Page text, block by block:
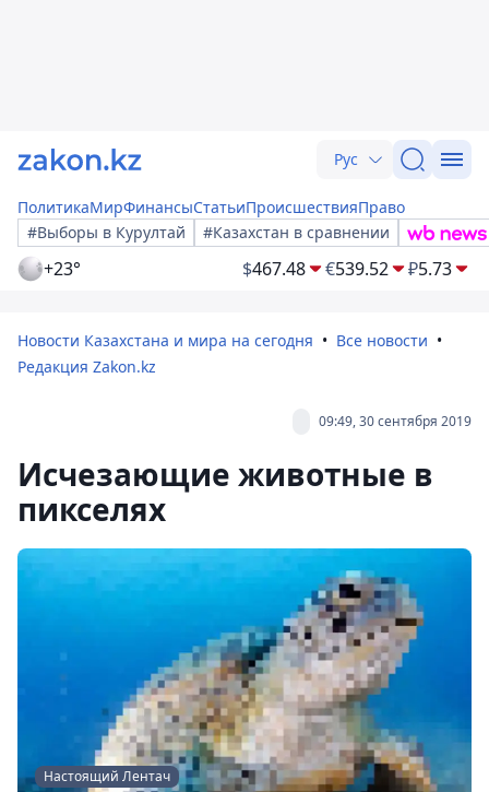
Рус
ПолитикаМирФинансыСтатьиПроисшествияПраво
#Выборы в Курултай
#Казахстан в сравнении
+23° $467.48 €539.52 ₽5.73
Новости Казахстана и мира на сегодня
Все новости
Редакция Zakon.kz
09:49, 30 сентября 2019
Исчезающие животные в
пикселях
Настоящий Лентач